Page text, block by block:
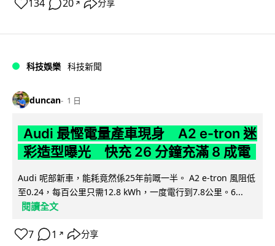
134 20 ↗ 分享
科技娛樂 科技新聞
duncan 1 日
Audi 最慳電量產車現身 A2 e-tron 迷
彩造型曝光 快充 26 分鐘充滿 8 成電
Audi 呢部新車，能耗竟然係25年前嘅一半。 A2 e-tron 風阻低
至0.24，每百公里只需12.8 kWh，一度電行到7.8公里。6...
閱讀全文
7 1 ↗ 分享